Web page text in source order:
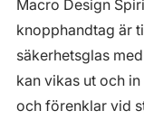
Macro Design
knopphandtag är
säkerhetsglas
kan vikas ut och
och förenklar vid